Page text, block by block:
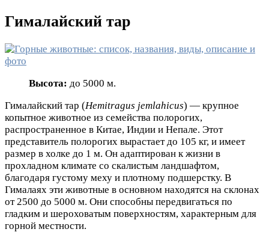
Гималайский тар
Высота: до 5000 м.
Гималайский тар (Hemitragus jemlahicus) — крупное
копытное животное из семейства полорогих,
распространенное в Китае, Индии и Непале. Этот
представитель полорогих вырастает до 105 кг, и имеет
размер в холке до 1 м. Он адаптирован к жизни в
прохладном климате со скалистым ландшафтом,
благодаря густому меху и плотному подшерстку. В
Гималаях эти животные в основном находятся на склонах
от 2500 до 5000 м. Они способны передвигаться по
гладким и шероховатым поверхностям, характерным для
горной местности.